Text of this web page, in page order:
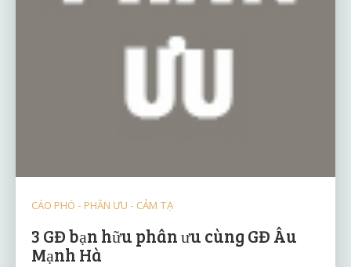
CÁO PHÓ - PHÂN ƯU - CẢM TẠ
3 GĐ bạn hữu phân ưu cùng GĐ Âu
Mạnh Hà